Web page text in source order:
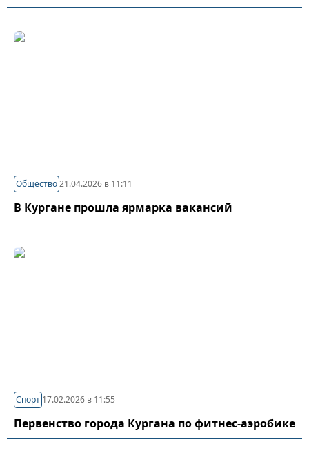
Общество21.04.2026 в 11:11
В Кургане прошла ярмарка вакансий
Спорт 17.02.2026 в 11:55
Первенство города Кургана по фитнес-аэробике